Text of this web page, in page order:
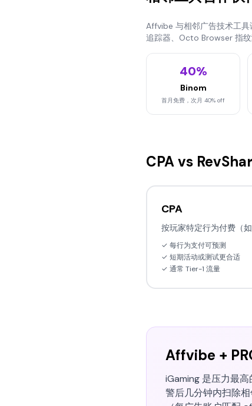
Affvibe 与相邻广告技术工具
追踪器、Octo Browser 指纹
40%
Binom
首月免费，次月 40% off
CPA vs
CPA
按玩家特定行为付费（如
✓ 每行为支付可预测
✓ 短期活动或测试更合适
✓ 通常 Tier-1 流量
Affvibe +
iGaming 是压力最
警后几分钟内扫除